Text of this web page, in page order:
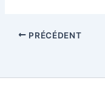
PRÉCÉDENT